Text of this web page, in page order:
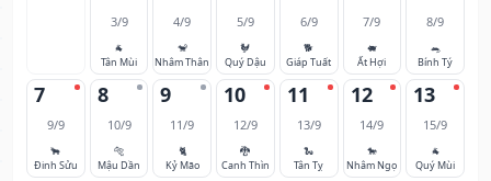
3/9
🐐
Tân Mùi
4/9
🐒
Nhâm Thân
5/9
🐓
Quý Dậu
6/9
🐕
Giáp Tuất
7/9
🐖
Ất Hợi
8/9
🐀
Bính Tý
7
9/9
🐂
Đinh Sửu
8
10/9
🐅
Mậu Dần
9
11/9
🐈
Kỷ Mão
10
12/9
🐉
Canh Thìn
11
13/9
🐍
Tân Tỵ
12
14/9
🐎
Nhâm Ngọ
13
15/9
🐐
Quý Mùi